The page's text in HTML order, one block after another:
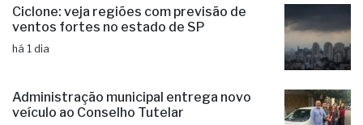
Ciclone: veja regiões com previsão de
ventos fortes no estado de SP
há 1 dia
Administração municipal entrega novo
veículo ao Conselho Tutelar